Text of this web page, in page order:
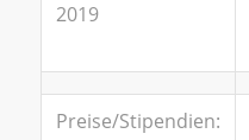
2019
Preise/Stipendien: